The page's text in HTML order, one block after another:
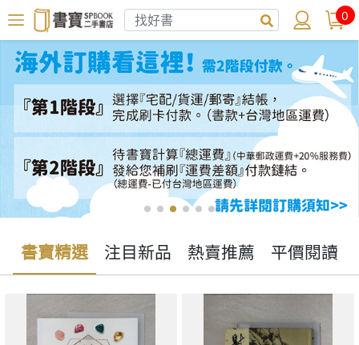
0
書寶精選 注目新品 熱賣推薦 平價閱讀